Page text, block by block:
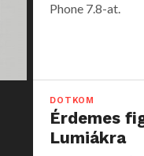
Phone 7.8-at.
DOTKOM
Érdemes
Lumiákra